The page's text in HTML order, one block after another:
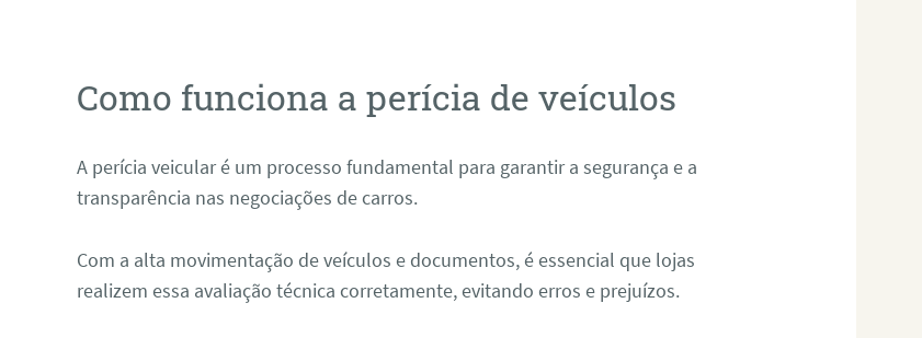
Como funciona a perícia de veículos
A perícia veicular é um processo fundamental para garantir a segurança e a
transparência nas negociações de carros.
Com a alta movimentação de veículos e documentos, é essencial que lojas
realizem essa avaliação técnica corretamente, evitando erros e prejuízos.